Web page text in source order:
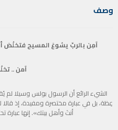
وصف
آمِن بالربِّ يسُوعَ المسيح فتخلُصَ أنتَ
آمن ..
الشيء الرائع أن الرسول بولس وسيلا
عِظة، بل في عبارة مختصرة ومفيدة، إذ
أنتَ وأهل بيتك». إنها عبارة